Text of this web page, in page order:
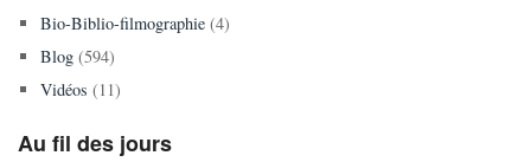
Bio-Biblio-filmographie(4)
Blog(594)
Vidéos (11)
Au fil des jours